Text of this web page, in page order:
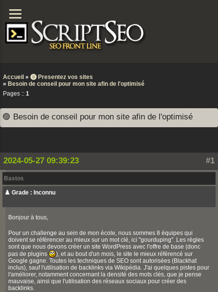
Accueil » ⓿ Presentez vos sites
» Besoin de conseil pour mon site afin de l'optimisé
Pages :: 1
🟣 Besoin de conseil pour mon site afin de l'optimisé
#1
2024-05-27 09:39:23
Bastos
♟️ Grade : Inconnu
Bonjour à tous,
Pour un challenge au sein de mon école, nous sommes 8 équipes qui
doivent se référencer au mieux sur un mot clé, ici "gourduping". Les règles
sont que nous devons créer un site WordPress avec l'offre de base (donc
pas de plugins
), et au bout d'un mois, le site le mieux référencé sur
Google gagne. Toutes les techniques de SEO sont autorisées (Blackhat
inclus), sauf l'utilisation de backlinks via Wikipédia. J'ai quelques pistes pour
l'améliorer, notamment concernant la densité des mots clés, que je pense
mauvaise, ainsi que l'utilisation des réseaux sociaux pour créer des
backlinks.